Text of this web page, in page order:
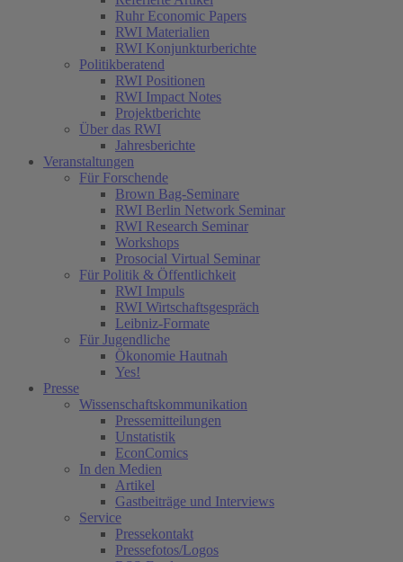
Ruhr Economic Papers
RWI Materialien
RWI Konjunkturberichte
Politikberatend
RWI Positionen
RWI Impact Notes
Projektberichte
Über das RWI
Jahresberichte
Veranstaltungen
Für Forschende
Brown Bag-Seminare
RWI Berlin Network Seminar
RWI Research Seminar
Workshops
Prosocial Virtual Seminar
Für Politik & Öffentlichkeit
RWI Impuls
RWI Wirtschaftsgespräch
Leibniz-Formate
Für Jugendliche
Ökonomie Hautnah
Yes!
Presse
Wissenschaftskommunikation
Pressemitteilungen
Unstatistik
EconComics
In den Medien
Artikel
Gastbeiträge und Interviews
Service
Pressekontakt
Pressefotos/Logos